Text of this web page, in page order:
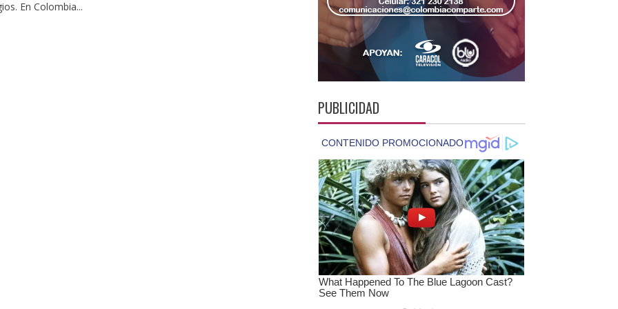
En Colombia...
PUBLICIDAD